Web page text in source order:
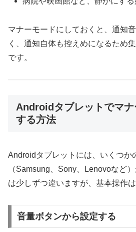
マナーモードにしておくと、通知
く、通知自体も控えめになるため
です。
Androidタブレットでマ
する方法
Androidタブレットには、いくつか
（Samsung、Sony、Lenovoなど
は少しずつ違いますが、基本操作
音量ボタンから設定する